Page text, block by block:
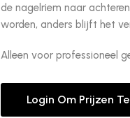
de nagelriem naar
worden, anders blijft het
Alleen voor professioneel
Login Om Prijzen